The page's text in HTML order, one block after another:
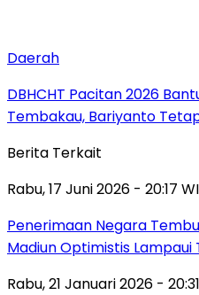
Daerah
DBHCHT Pacitan 2026
Tembakau, Bariyanto
Berita Terkait
Rabu, 17 Juni 2026 - 20:17
Penerimaan Negara
Madiun Optimistis Lampaui
Rabu, 21 Januari 2026 -